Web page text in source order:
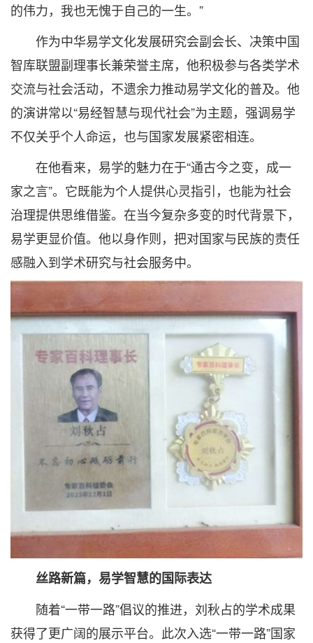
的伟力，我也无愧于自己的一生。”
作为中华易学文化发展研究会副会长、决策中国
智库联盟副理事长兼荣誉主席，他积极参与各类学术
交流与社会活动，不遗余力推动易学文化的普及。他
的演讲常以“易经智慧与现代社会”为主题，强调易学
不仅关乎个人命运，也与国家发展紧密相连。
在他看来，易学的魅力在于“通古今之变，成一
家之言”。它既能为个人提供心灵指引，也能为社会
治理提供思维借鉴。在当今复杂多变的时代背景下，
易学更显价值。他以身作则，把对国家与民族的责任
感融入到学术研究与社会服务中。
丝路新篇，易学智慧的国际表达
随着“一带一路”倡议的推进，刘秋占的学术成果
获得了更广阔的展示平台。此次入选“一带一路”国家